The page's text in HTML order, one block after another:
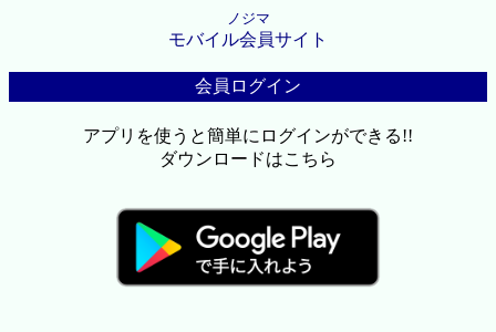
ノジマ
モバイル会員サイト
会員ログイン
アプリを使うと簡単にログインができる!!
ダウンロードはこちら